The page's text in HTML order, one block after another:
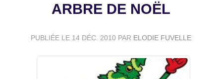
ARBRE DE NOËL
PUBLIÉE LE 14 DÉC. 2010 PAR ELODIE FUVELLE